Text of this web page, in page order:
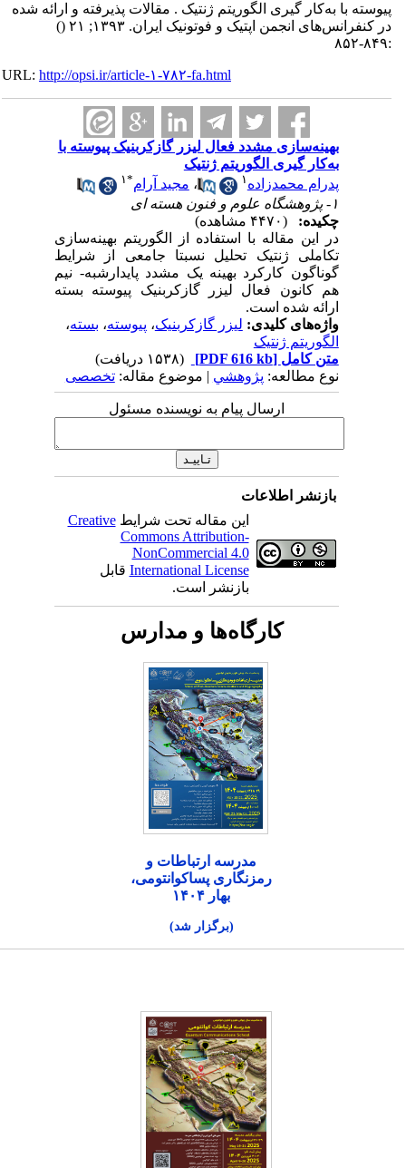
پیوسته با به‌کار گیری الگوریتم ژنتیک . مقالات پذیرفته و ارائه شده
در کنفرانس‌های انجمن اپتیک و فوتونیک ایران. ۱۳۹۳; ۲۱
()
URL:http://opsi.ir/article-۱-۷۸۲-fa.html
بهینه‌سازی مشدد فعال لیزر گازکربنیک پیوسته با
به‌کار گیری الگوریتم ژنتیک
پدرام محمدزاده۱ ،مجید آرام * ۱
چکیده:
در این مقاله با استفاده از الگوریتم بهینه‌سازی
تکاملی ژنتیک تحلیل نسبتا جامعی از شرایط
گوناگون کارکرد بهینه یک مشدد پایدارشبه- نیم
هم کانون فعال لیزر گازکربنیک پیوسته بسته
ارائه شده است.
واژه‌های کلیدی:لیزر گازکربنیک،پیوسته،بسته،
الگوریتم ژنتیک
متن کامل[PDF 616 kb]
نوع مطالعه:پژوهشي| موضوع مقاله:تخصصی
ارسال پیام به نویسنده مسئول
بازنشر اطلاعات
این مقاله تحت شرایطCreative
Commons Attribution-
NonCommercial 4.0
International Licenseقابل
بازنشر است.
کارگاه‌ها و مدارس
مدرسه ارتباطات و
رمزنگاری پساکوانتومی،
بهار ۱۴۰۴
(برگزار شد)